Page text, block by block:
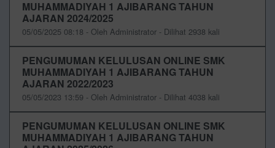
MUHAMMADIYAH 1 AJIBARANG TAHUN
AJARAN 2024/2025
05/05/2025 08:18 - Oleh Administrator - Dilihat 2938 kali
PENGUMUMAN KELULUSAN ONLINE SMK
MUHAMMADIYAH 1 AJIBARANG TAHUN
AJARAN 2022/2023
05/05/2023 13:59 - Oleh Administrator - Dilihat 4038 kali
PENGUMUMAN KELULUSAN ONLINE SMK
MUHAMMADIYAH 1 AJIBARANG TAHUN